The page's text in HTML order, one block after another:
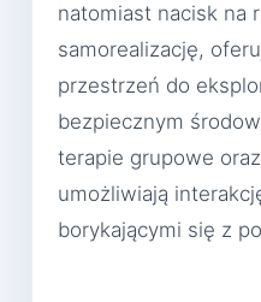
natomiast nacisk na
samorealizację,
przestrzeń do
bezpiecznym
terapie grupowe
umożliwiają
borykającymi się z